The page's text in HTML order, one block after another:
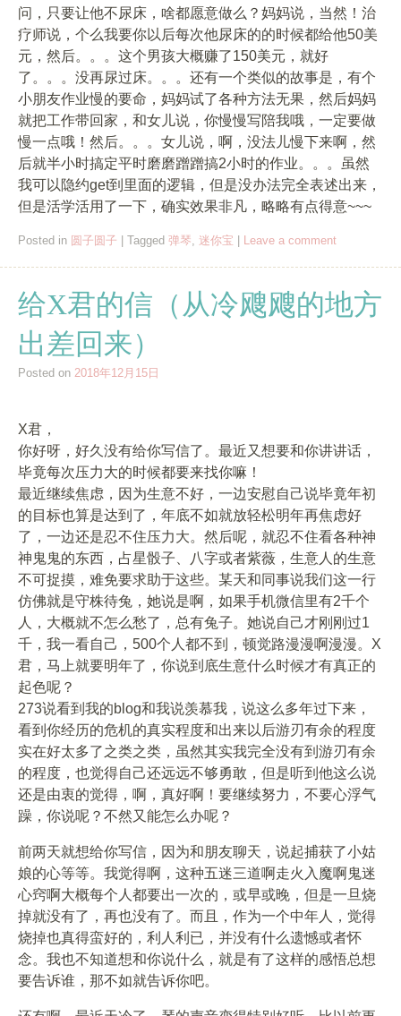
问，只要让他不尿床，啥都愿意做么？妈妈说，当然！治
疗师说，个么我要你以后每次他尿床的的时候都给他50美
元，然后。。。这个男孩大概赚了150美元，就好
了。。。没再尿过床。。。还有一个类似的故事是，有个
小朋友作业慢的要命，妈妈试了各种方法无果，然后妈妈
就把工作带回家，和女儿说，你慢慢写陪我哦，一定要做
慢一点哦！然后。。。女儿说，啊，没法儿慢下来啊，然
后就半小时搞定平时磨磨蹭蹭搞2小时的作业。。。虽然
我可以隐约get到里面的逻辑，但是没办法完全表述出来，
但是活学活用了一下，确实效果非凡，略略有点得意~~~
Posted in 圆子圆子 Tagged 弹琴, 迷你宝 Leave a comment
给X君的信（从冷飕飕的地方
出差回来）
Posted on 2018年12月15日
X君，
你好呀，好久没有给你写信了。最近又想要和你讲讲话，
毕竟每次压力大的时候都要来找你嘛！
最近继续焦虑，因为生意不好，一边安慰自己说毕竟年初
的目标也算是达到了，年底不如就放轻松明年再焦虑好
了，一边还是忍不住压力大。然后呢，就忍不住看各种神
神鬼鬼的东西，占星骰子、八字或者紫薇，生意人的生意
不可捉摸，难免要求助于这些。某天和同事说我们这一行
仿佛就是守株待兔，她说是啊，如果手机微信里有2千个
人，大概就不怎么愁了，总有兔子。她说自己才刚刚过1
千，我一看自己，500个人都不到，顿觉路漫漫啊漫漫。X
君，马上就要明年了，你说到底生意什么时候才有真正的
起色呢？
273说看到我的blog和我说羡慕我，说这么多年过下来，
看到你经历的危机的真实程度和出来以后游刃有余的程度
实在好太多了之类之类，虽然其实我完全没有到游刃有余
的程度，也觉得自己还远远不够勇敢，但是听到他这么说
还是由衷的觉得，啊，真好啊！要继续努力，不要心浮气
躁，你说呢？不然又能怎么办呢？
前两天就想给你写信，因为和朋友聊天，说起捕获了小姑
娘的心等等。我觉得啊，这种五迷三道啊走火入魔啊鬼迷
心窍啊大概每个人都要出一次的，或早或晚，但是一旦烧
掉就没有了，再也没有了。而且，作为一个中年人，觉得
烧掉也真得蛮好的，利人利已，并没有什么遗憾或者怀
念。我也不知道想和你说什么，就是有了这样的感悟总想
要告诉谁，那不如就告诉你吧。